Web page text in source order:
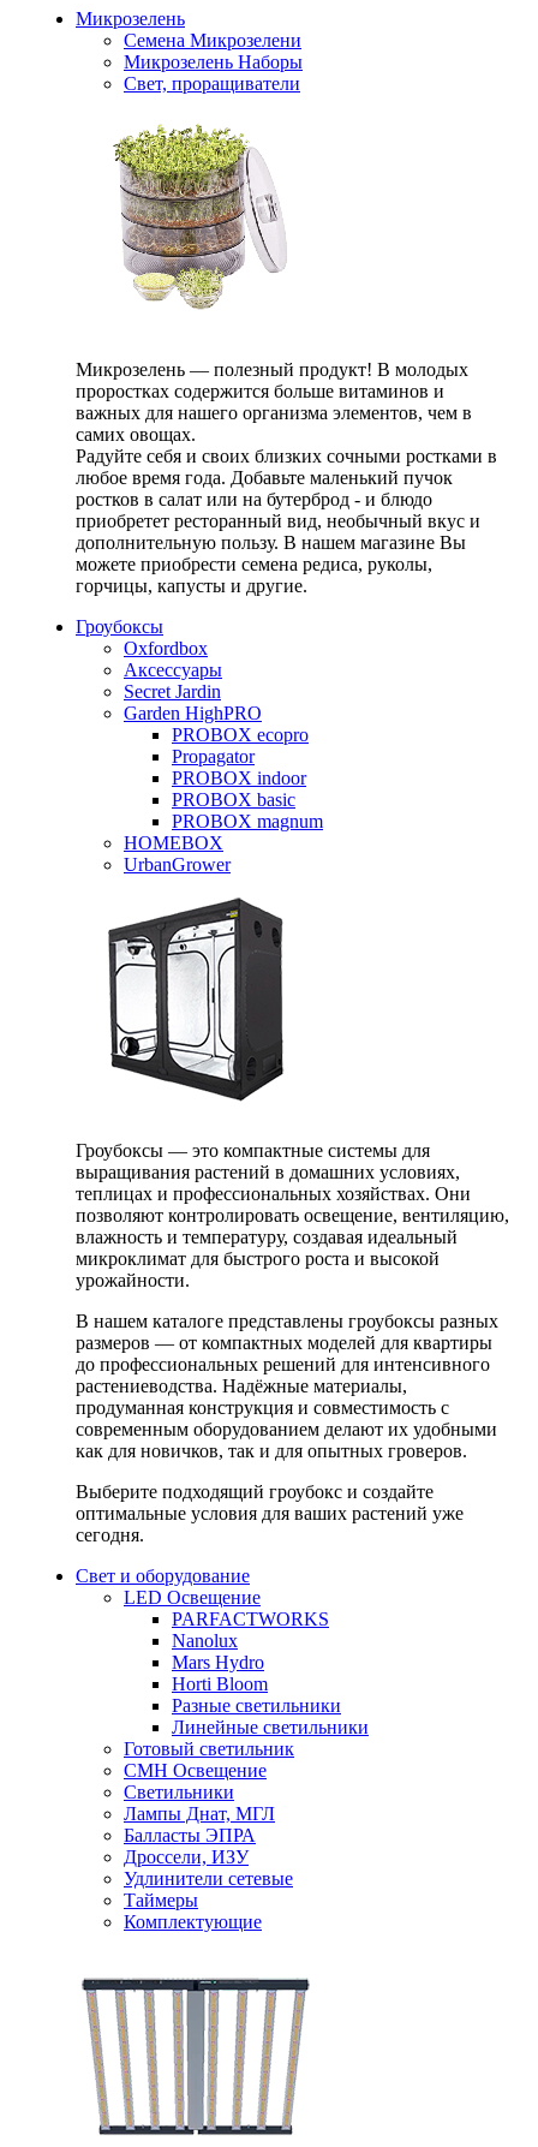
Микрозелень
Семена Микрозелени
Микрозелень Наборы
Свет, проращиватели
Микрозелень — полезный продукт! В молодых
проростках содержится больше витаминов и
важных для нашего организма элементов, чем в
самих овощах.
Радуйте себя и своих близких сочными ростками в
любое время года. Добавьте маленький пучок
ростков в салат или на бутерброд - и блюдо
приобретет ресторанный вид, необычный вкус и
дополнительную пользу. В нашем магазине Вы
можете приобрести семена редиса, руколы,
горчицы, капусты и другие.
Гроубоксы
Oxfordbox
Аксессуары
Secret Jardin
Garden HighPRO
PROBOX ecopro
Propagator
PROBOX indoor
PROBOX basic
PROBOX magnum
HOMEBOX
UrbanGrower
Гроубоксы — это компактные системы для
выращивания растений в домашних условиях,
теплицах и профессиональных хозяйствах. Они
позволяют контролировать освещение, вентиляцию,
влажность и температуру, создавая идеальный
микроклимат для быстрого роста и высокой
урожайности.
В нашем каталоге представлены гроубоксы разных
размеров — от компактных моделей для квартиры
до профессиональных решений для интенсивного
растениеводства. Надёжные материалы,
продуманная конструкция и совместимость с
современным оборудованием делают их удобными
как для новичков, так и для опытных гроверов.
Выберите подходящий гроубокс и создайте
оптимальные условия для ваших растений уже
сегодня.
Свет и оборудование
LED Освещение
PARFACTWORKS
Nanolux
Mars Hydro
Horti Bloom
Разные светильники
Линейные светильники
Готовый светильник
CMH Освещение
Светильники
Лампы Днат, МГЛ
Балласты ЭПРА
Дроссели, ИЗУ
Удлинители сетевые
Таймеры
Комплектующие